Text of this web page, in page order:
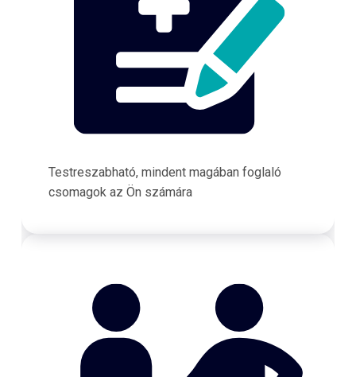
Testreszabható, mindent magában foglaló
csomagok az Ön számára